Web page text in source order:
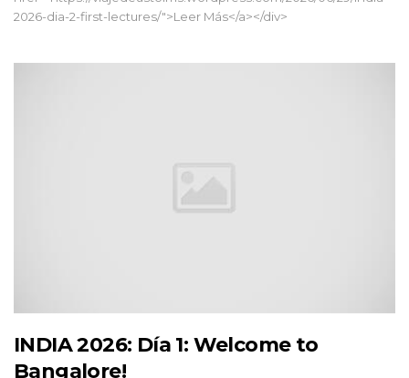
2026-dia-2-first-lectures/">Leer Más</a></div>
INDIA 2026: Día 1: Welcome to
Bangalore!